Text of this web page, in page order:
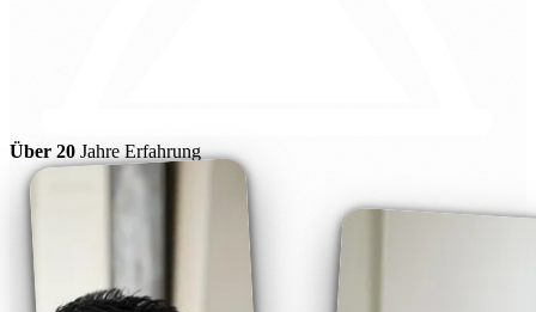
Über 20 Jahre Erfahrung